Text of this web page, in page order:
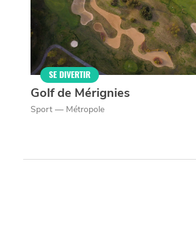
SE DIVERTIR
Golf de Mérignies
Sport — Métropole